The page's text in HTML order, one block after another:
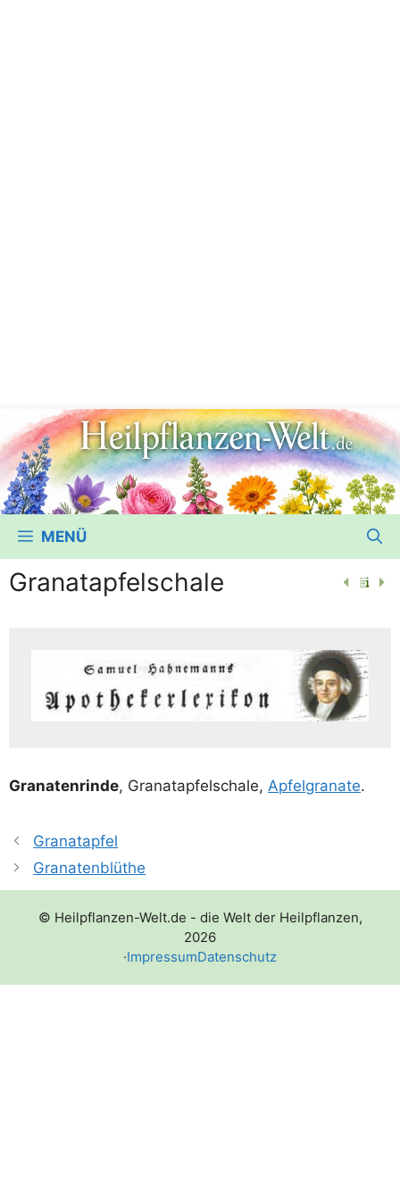
MENÜ
Granatapfelschale
Gra­na­ten­rin­de, Gra­nat­ap­fel­scha­le, Apfel­gra­na­te.
Granatapfel
Granatenblüthe
© Heilpflanzen-Welt.de - die Welt der Heilpflanzen,
2026
·ImpressumDatenschutz